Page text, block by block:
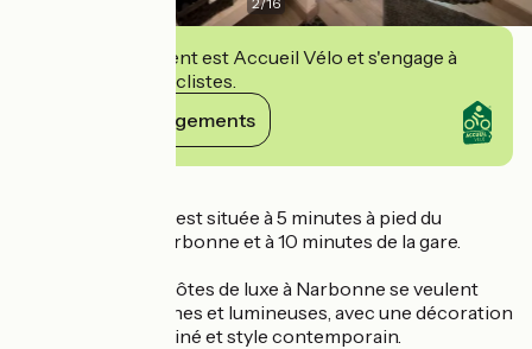
Cet établissement est Accueil Vélo et s'engage à
accueillir des cyclistes.
Voir ses engagements
La Villa Ambrosia est située à 5 minutes à pied du
centre-ville de Narbonne et à 10 minutes de la gare.
Ces chambres d’hôtes de luxe à Narbonne se veulent
intimistes, modernes et lumineuses, avec une décoration
alliant mobilier chiné et style contemporain.